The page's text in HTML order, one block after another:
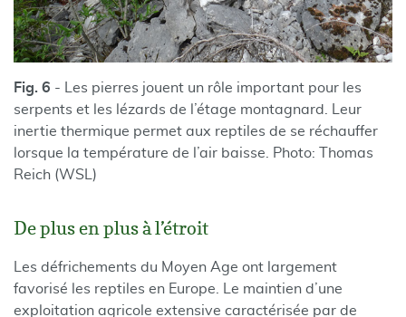
Fig. 6 - Les pierres jouent un rôle important pour les
serpents et les lézards de l’étage montagnard. Leur
inertie thermique permet aux reptiles de se réchauffer
lorsque la température de l’air baisse. Photo: Thomas
Reich (WSL)
De plus en plus à l’étroit
Les défrichements du Moyen Age ont largement
favorisé les reptiles en Europe. Le maintien d’une
exploitation agricole extensive caractérisée par de